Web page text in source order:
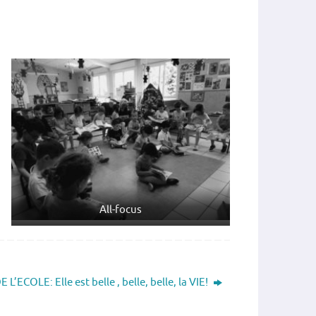
All-focus
L’ECOLE: Elle est belle , belle, belle, la VIE!